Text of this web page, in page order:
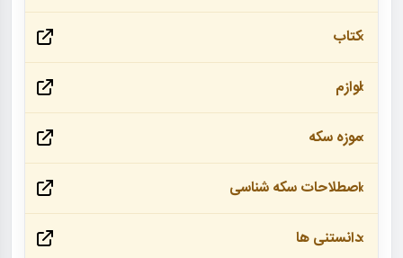
کتاب
لوازم
موزه سکه
اصطلاحات سکه شناسی
دانستنی ها